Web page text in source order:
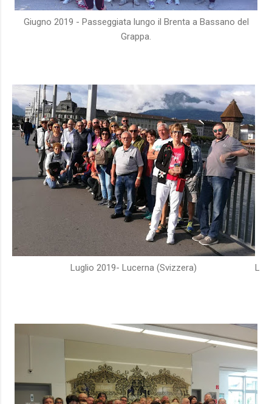
Giugno 2019 - Passeggiata lungo il Brenta a Bassano del
Grappa.
Luglio 2019- Lucerna (Svizzera) L